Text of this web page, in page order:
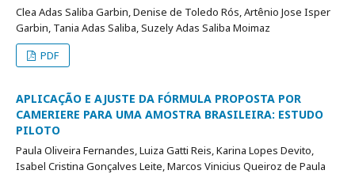
Clea Adas Saliba Garbin, Denise de Toledo Rós, Artênio Jose Isper
Garbin, Tania Adas Saliba, Suzely Adas Saliba Moimaz
PDF
APLICAÇÃO E AJUSTE DA FÓRMULA PROPOSTA POR
CAMERIERE PARA UMA AMOSTRA BRASILEIRA: ESTUDO
PILOTO
Paula Oliveira Fernandes, Luiza Gatti Reis, Karina Lopes Devito,
Isabel Cristina Gonçalves Leite, Marcos Vinicius Queiroz de Paula